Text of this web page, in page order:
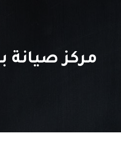
مركز صيانة